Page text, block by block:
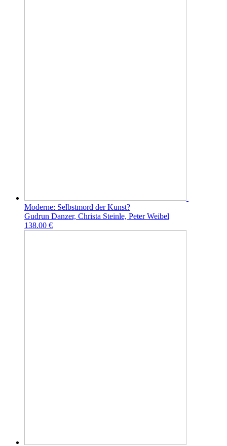
Moderne: Selbstmord der Kunst?
Gudrun Danzer, Christa Steinle, Peter Weibel
138.00 €